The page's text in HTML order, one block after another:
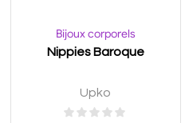
Bijoux corporels
Nippies Baroque
Upko